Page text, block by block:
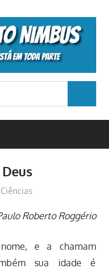
Ciências
Roberto Roggério
e a chamam
sua idade é